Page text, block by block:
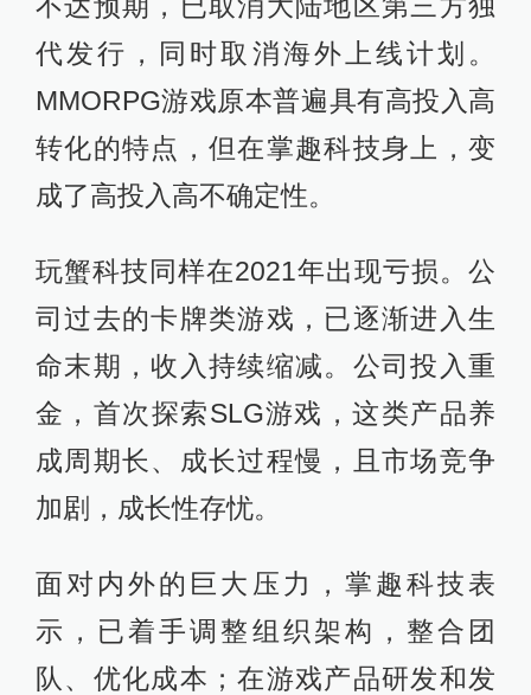
代发行，同时取消海外上线计划。
MMORPG游戏原本普遍具有高投入高
转化的特点，但在掌趣科技身上，变
成了高投入高不确定性。
玩蟹科技同样在2021年出现亏损。公
司过去的卡牌类游戏，已逐渐进入生
命末期，收入持续缩减。公司投入重
金，首次探索SLG游戏，这类产品养
成周期长、成长过程慢，且市场竞争
加剧，成长性存忧。
面对内外的巨大压力，掌趣科技表
示，已着手调整组织架构，整合团
队、优化成本；在游戏产品研发和发